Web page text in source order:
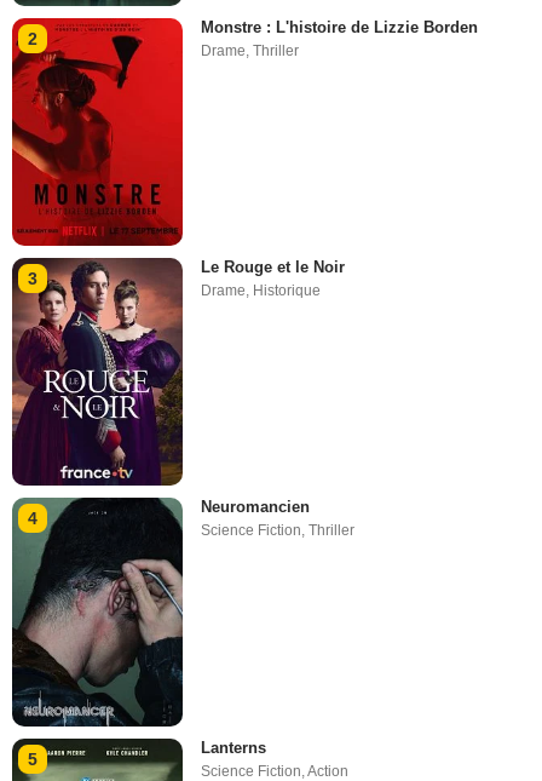
2
Monstre : L'histoire de Lizzie Borden
Drame ,Thriller
3
Le Rouge et le Noir
Drame, Historique
4
Neuromancien
Science Fiction,Thriller
5
Lanterns
Science Fiction ,Action